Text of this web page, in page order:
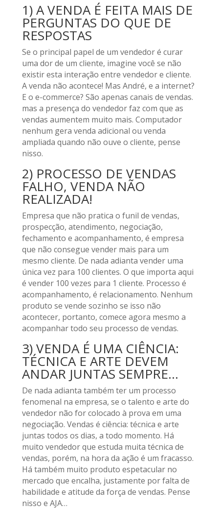
1) A VENDA É FEITA MAIS DE
PERGUNTAS DO QUE DE
RESPOSTAS
Se o principal papel de um vendedor é curar
uma dor de um cliente, imagine você se não
existir esta interação entre vendedor e cliente.
A venda não acontece! Mas André, e a internet?
E o e-commerce? São apenas canais de vendas.
mas a presença do vendedor faz com que as
vendas aumentem muito mais. Computador
nenhum gera venda adicional ou venda
ampliada quando não ouve o cliente, pense
nisso.
2) PROCESSO DE VENDAS
FALHO, VENDA NÃO
REALIZADA!
Empresa que não pratica o funil de vendas,
prospecção, atendimento, negociação,
fechamento e acompanhamento, é empresa
que não consegue vender mais para um
mesmo cliente. De nada adianta vender uma
única vez para 100 clientes. O que importa aqui
é vender 100 vezes para 1 cliente. Processo é
acompanhamento, é relacionamento. Nenhum
produto se vende sozinho se isso não
acontecer, portanto, comece agora mesmo a
acompanhar todo seu processo de vendas.
3) VENDA É UMA CIÊNCIA:
TÉCNICA E ARTE DEVEM
ANDAR JUNTAS SEMPRE…
De nada adianta também ter um processo
fenomenal na empresa, se o talento e arte do
vendedor não for colocado à prova em uma
negociação. Vendas é ciência: técnica e arte
juntas todos os dias, a todo momento. Há
muito vendedor que estuda muita técnica de
vendas, porém, na hora da ação é um fracasso.
Há também muito produto espetacular no
mercado que encalha, justamente por falta de
habilidade e atitude da força de vendas. Pense
nisso e AJA…